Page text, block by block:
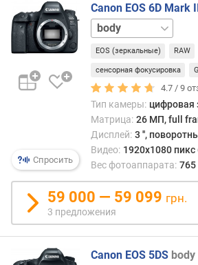
к
а
F
u
l
l
0
8
0
)
с
е
Спросить
Canon EOS 6D Mark II
24-
105
мм
EOS (зеркальные) RAW
сенсорная фокусировка
4.7 /9
Тип камеры: цифровая
Матрица: 26 МП, full
Дисплей: 3 '',
Видео: 1920x1080 пикс
Вес фотоаппарата: 765
59 000 — 59 099 грн.
3 предложения
Canon EOS 5DS body